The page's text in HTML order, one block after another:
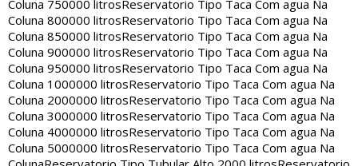
Coluna 750000 litrosReservatorio Tipo Taca Com agua Na
Coluna 800000 litrosReservatorio Tipo Taca Com agua Na
Coluna 850000 litrosReservatorio Tipo Taca Com agua Na
Coluna 900000 litrosReservatorio Tipo Taca Com agua Na
Coluna 950000 litrosReservatorio Tipo Taca Com agua Na
Coluna 1000000 litrosReservatorio Tipo Taca Com agua Na
Coluna 2000000 litrosReservatorio Tipo Taca Com agua Na
Coluna 3000000 litrosReservatorio Tipo Taca Com agua Na
Coluna 4000000 litrosReservatorio Tipo Taca Com agua Na
Coluna 5000000 litrosReservatorio Tipo Taca Com agua Na